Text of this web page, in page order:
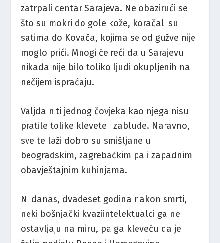
zatrpali centar Sarajeva. Ne obazirući se
što su mokri do gole kože, koračali su
satima do Kovača, kojima se od gužve nije
moglo prići. Mnogi će reći da u Sarajevu
nikada nije bilo toliko ljudi okupljenih na
nečijem ispraćaju.
Valjda niti jednog čovjeka kao njega nisu
pratile tolike klevete i zablude. Naravno,
sve te laži dobro su smišljane u
beogradskim, zagrebačkim pa i zapadnim
obavještajnim kuhinjama.
Ni danas, dvadeset godina nakon smrti,
neki bošnjački kvaziintelektualci ga ne
ostavljaju na miru, pa ga kleveću da je